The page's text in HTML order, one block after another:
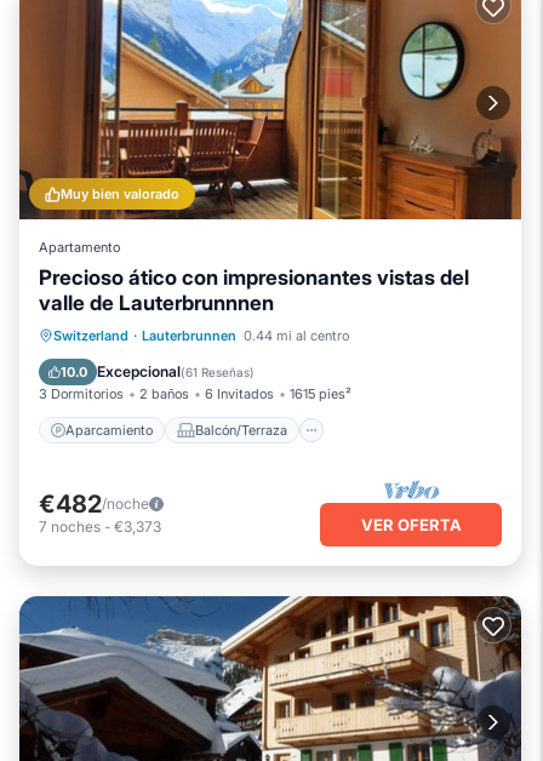
Muy bien valorado
Apartamento
Precioso ático con impresionantes vistas del
valle de Lauterbrunnnen
Switzerland · Lauterbrunnen 0.44 mi al centro
10.0 Excepcional(61 Reseñas)
3 Dormitorios 2 baños 6 Invitados 1615 pies²
Aparcamiento Balcón/Terraza
Aparcamiento
Balcón/Terraza
Cocina
Internet
€482/noche
7 noches - €3,373 VER OFERTA